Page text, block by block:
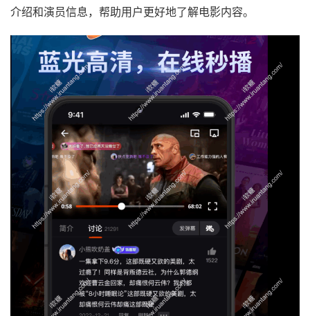
介绍和演员信息，帮助用户更好地了解电影内容。